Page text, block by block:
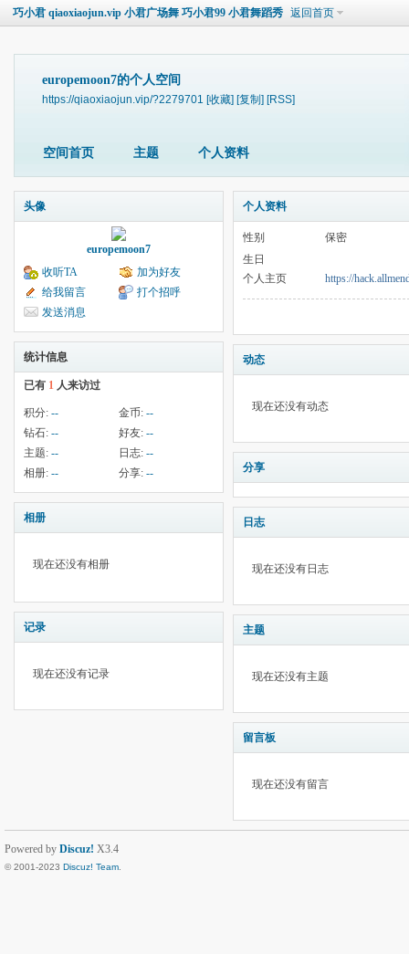
巧小君 qiaoxiaojun.vip 小君广场舞 巧小君99 小君舞蹈秀 返回首页
europemoon7的个人空间
https://qiaoxiaojun.vip/?2279701 [收藏] [复制] [RSS]
空间首页 主题 个人资料
头像
europemoon7
收听TA
加为好友
给我留言
打个招呼
发送消息
统计信息
已有 1 人来访过
积分: -- 金币: --
钻石: -- 好友: --
主题: -- 日志: --
相册: -- 分享: --
相册
现在还没有相册
记录
现在还没有记录
个人资料
性别
保密
生日
个人主页
https://
动态
现在还没有动态
分享
日志
现在还没有日志
主题
现在还没有主题
留言板
现在还没有留言
Powered by Discuz! X3.4
© 2001-2023 Discuz! Team